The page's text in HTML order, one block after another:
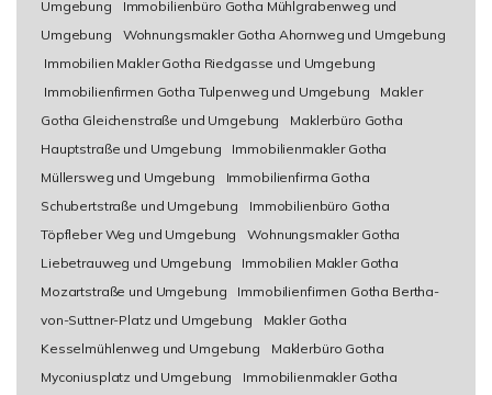
Umgebung
Immobilienbüro Gotha Mühlgrabenweg und
Umgebung
Wohnungsmakler Gotha Ahornweg und Umgebung
Immobilien Makler Gotha Riedgasse und Umgebung
Immobilienfirmen Gotha Tulpenweg und Umgebung
Makler
Gotha Gleichenstraße und Umgebung
Maklerbüro Gotha
Hauptstraße und Umgebung
Immobilienmakler Gotha
Müllersweg und Umgebung
Immobilienfirma Gotha
Schubertstraße und Umgebung
Immobilienbüro Gotha
Töpfleber Weg und Umgebung
Wohnungsmakler Gotha
Liebetrauweg und Umgebung
Immobilien Makler Gotha
Mozartstraße und Umgebung
Immobilienfirmen Gotha Bertha-
von-Suttner-Platz und Umgebung
Makler Gotha
Kesselmühlenweg und Umgebung
Maklerbüro Gotha
Myconiusplatz und Umgebung
Immobilienmakler Gotha